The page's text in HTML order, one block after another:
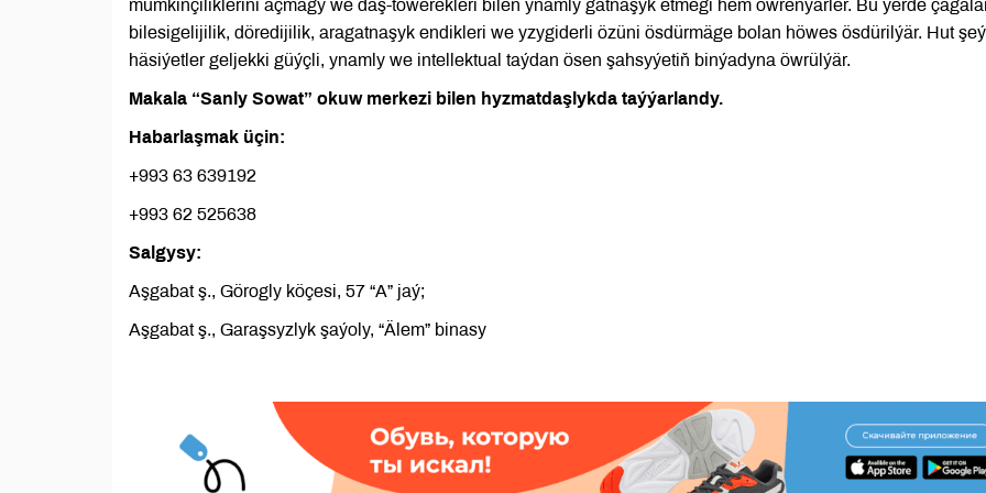
mümkinçiliklerini açmagy we daş-töwerekleri bilen ynamly gatnaşyk etmegi hem öwrenýärler. Bu ýerde
bilesigelijilik, döredijilik, aragatnaşyk endikleri we yzygiderli özüni ösdürmäge bolan höwes ösdürilýär. Hut
häsiýetler geljekki güýçli, ynamly we intellektual taýdan ösen şahsyýetiň binýadyna öwrülýär.
Makala “Sanly Sowat” okuw merkezi bilen hyzmatdaşlykda taýýarlandy.
Habarlaşmak üçin:
+993 63 639192
+993 62 525638
Salgysy:
Aşgabat ş., Görogly köçesi, 57 “A” jaý;
Aşgabat ş., Garaşsyzlyk şaýoly, “Älem” binasy